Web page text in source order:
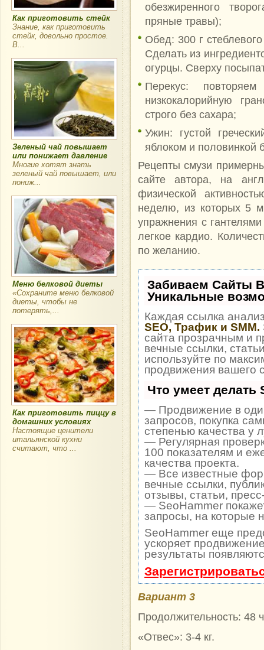
Как приготовить стейк
Знание, как приготовить
стейк, довольно простое.
В...
Зеленый чай повышает
или понижает давление
Многие хотят знать
зеленый чай повышает, или
пониж...
Меню белковой диеты
«Сохраните меню белковой
диеты, чтобы не
потерять,...
Как приготовить пиццу в
домашних условиях
Настоящие ценители
итальянской кухни
считают, что ...
обезжиренного
пряные травы);
Обед: 300 г
Сделать из
огурцы. Сверху
Перекус:
низкокалорийную
строго без сахара;
Ужин: густой
яблоком и половинкой
Рецепты смузи
сайте автора, на
физической
неделю, из которых 5
упражнения с
легкое кардио.
по желанию.
Забиваем Сайты
Уникальные
Каждая ссылка
SEO, Трафик и SMM.
сайта прозрачным и
вечные ссылки,
используйте по
продвижения вашего
Что умеет делать
— Продвижение в
запросов, покупка
степенью качества у
— Регулярная
100 показателям и
качества проекта.
— Все известные
вечные ссылки,
отзывы, статьи,
— SeoHammer
запросы, на которые
SeoHammer еще
ускоряет
результаты
Вариант 3
Продолжительность: 48
«Отвес»: 3-4 кг.